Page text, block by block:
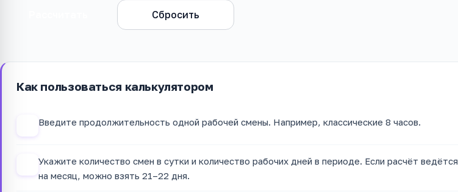
Сбросить
Как пользоваться калькулятором
Введите продолжительность одной рабочей смены. Например, классические 8 часов.
Укажите количество смен в сутки и количество рабочих дней в периоде. Если расчёт ведётся
на месяц, можно взять 21–22 дня.